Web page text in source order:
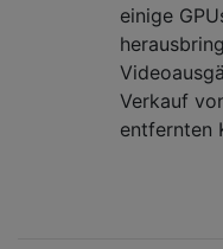
einige
Verkauf
entfernten